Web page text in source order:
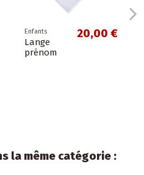
Enfants
Lange
prénom
20,00 €
la même catégorie :